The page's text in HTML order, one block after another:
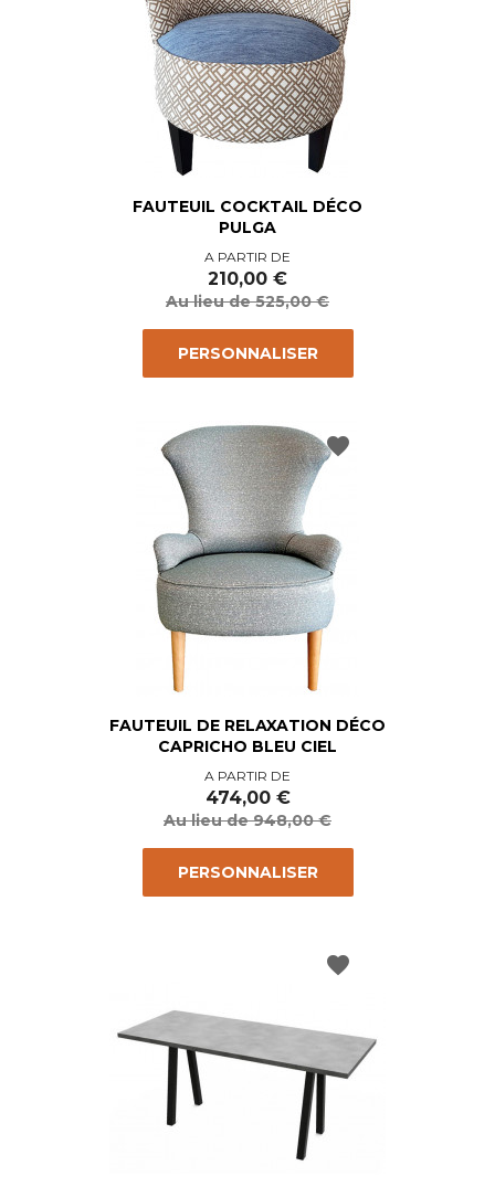
FAUTEUIL COCKTAIL DÉCO
PULGA
Prix
de
base
Prix
A PARTIR DE
210,00 €
Au lieu de 525,00 €
PERSONNALISER
FAUTEUIL DE RELAXATION DÉCO
CAPRICHO BLEU CIEL
Prix
de
base
Prix
A PARTIR DE
474,00 €
Au lieu de 948,00 €
PERSONNALISER
favorite
favorite